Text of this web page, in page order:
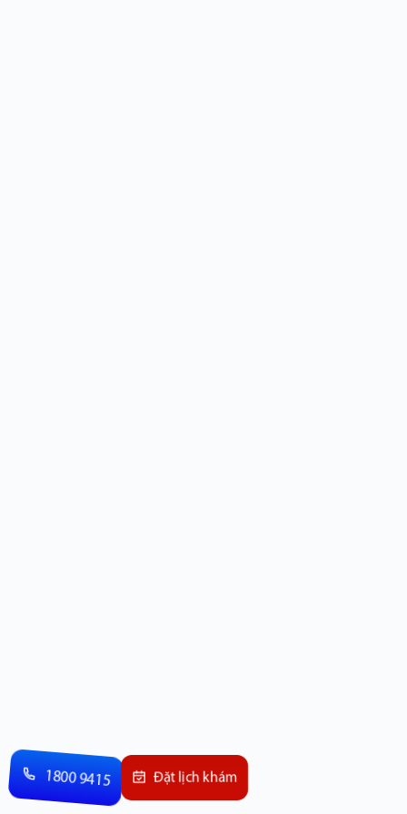
1800 9415 Đặt lịch khám